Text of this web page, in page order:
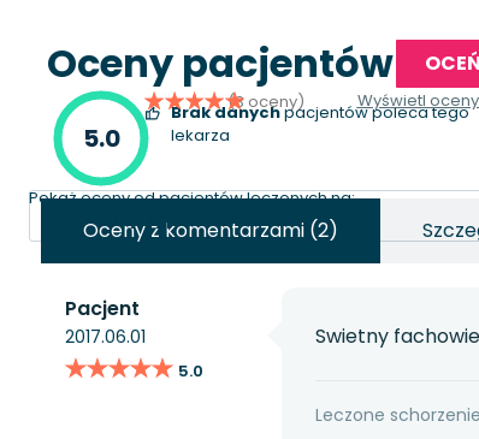
Oceny pacjentów
5.0
(3 oceny)
Brak danychpacjentów poleca tego
lekarza
Wyświetl
Pokaż oceny od pacjentów leczonych na:
Oceny z komentarzami (2)
Pacjent
2017.06.01
★★★★★
★★★★★ 5.0
Swietny
Leczone